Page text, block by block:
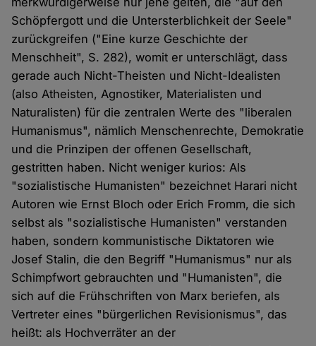
Schöpfergott und die Untersterblichkeit der Seele"
zurückgreifen ("Eine kurze Geschichte der
Menschheit", S. 282), womit er unterschlägt, dass
gerade auch Nicht-Theisten und Nicht-Idealisten
(also Atheisten, Agnostiker, Materialisten und
Naturalisten) für die zentralen Werte des "liberalen
Humanismus", nämlich Menschenrechte, Demokratie
und die Prinzipen der offenen Gesellschaft,
gestritten haben. Nicht weniger kurios: Als
"sozialistische Humanisten" bezeichnet Harari nicht
Autoren wie Ernst Bloch oder Erich Fromm, die sich
selbst als "sozialistische Humanisten" verstanden
haben, sondern kommunistische Diktatoren wie
Josef Stalin, die den Begriff "Humanismus" nur als
Schimpfwort gebrauchten und "Humanisten", die
sich auf die Frühschriften von Marx beriefen, als
Vertreter eines "bürgerlichen Revisionismus", das
heißt: als Hochverräter an der